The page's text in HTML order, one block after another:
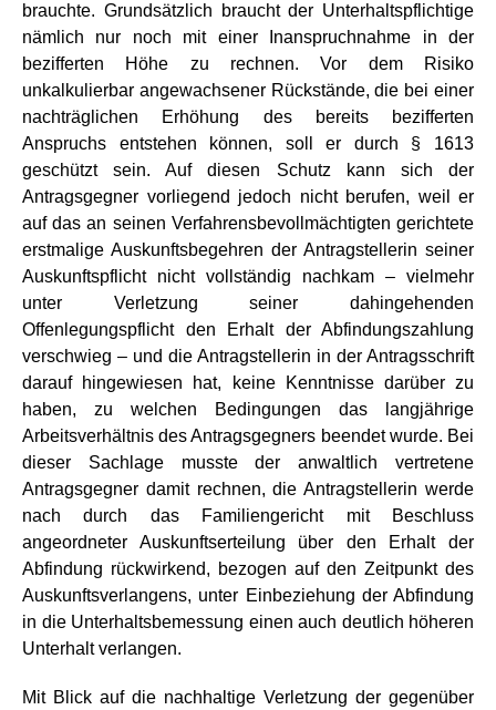
brauchte. Grundsätzlich braucht der Unterhaltspflichtige
nämlich nur noch mit einer Inanspruchnahme in der
bezifferten Höhe zu rechnen. Vor dem Risiko
unkalkulierbar angewachsener Rückstände, die bei einer
nachträglichen Erhöhung des bereits bezifferten
Anspruchs entstehen können, soll er durch § 1613
geschützt sein. Auf diesen Schutz kann sich der
Antragsgegner vorliegend jedoch nicht berufen, weil er
auf das an seinen Verfahrensbevollmächtigten gerichtete
erstmalige Auskunftsbegehren der Antragstellerin seiner
Auskunftspflicht nicht vollständig nachkam – vielmehr
unter Verletzung seiner dahingehenden
Offenlegungspflicht den Erhalt der Abfindungszahlung
verschwieg – und die Antragstellerin in der Antragsschrift
darauf hingewiesen hat, keine Kenntnisse darüber zu
haben, zu welchen Bedingungen das langjährige
Arbeitsverhältnis des Antragsgegners beendet wurde. Bei
dieser Sachlage musste der anwaltlich vertretene
Antragsgegner damit rechnen, die Antragstellerin werde
nach durch das Familiengericht mit Beschluss
angeordneter Auskunftserteilung über den Erhalt der
Abfindung rückwirkend, bezogen auf den Zeitpunkt des
Auskunftsverlangens, unter Einbeziehung der Abfindung
in die Unterhaltsbemessung einen auch deutlich höheren
Unterhalt verlangen.
Mit Blick auf die nachhaltige Verletzung der gegenüber